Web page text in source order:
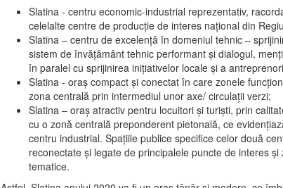
Slatina - centru economic-industrial reprezentativ,
celelalte centre de producţie de interes naţional din
Slatina – centru de excelenţă în domeniul tehnic –
sistem de învăţământ tehnic performant şi dialogul,
în paralel cu sprijinirea iniţiativelor locale şi a
Slatina - oraş compact şi conectat în care zonele
zona centrală prin intermediul unor axe/ circulații verzi;
Slatina – oraş atractiv pentru locuitori şi turişti, prin
cu o zonă centrală preponderent pietonală, ce
centru industrial. Spaţiile publice specifice celor două
reconectate şi legate de principalele puncte de interes
tematice.